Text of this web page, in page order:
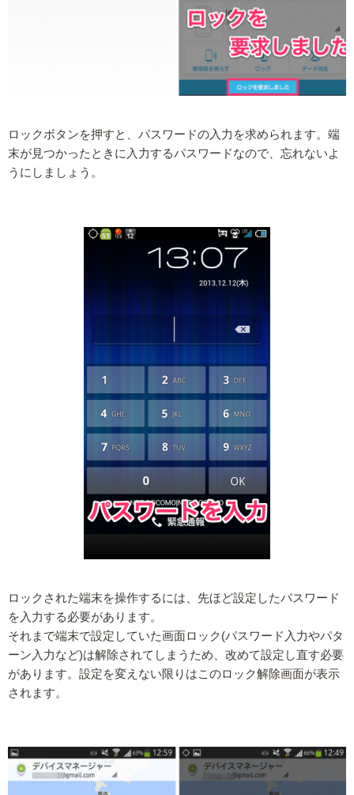
ロックボタンを押すと、パスワードの入力を求められます。端
末が見つかったときに入力するパスワードなので、忘れないよ
うにしましょう。
ロックされた端末を操作するには、先ほど設定したパスワード
を入力する必要があります。
それまで端末で設定していた画面ロック(パスワード入力やパタ
ーン入力など)は解除されてしまうため、改めて設定し直す必要
があります。設定を変えない限りはこのロック解除画面が表示
されます。